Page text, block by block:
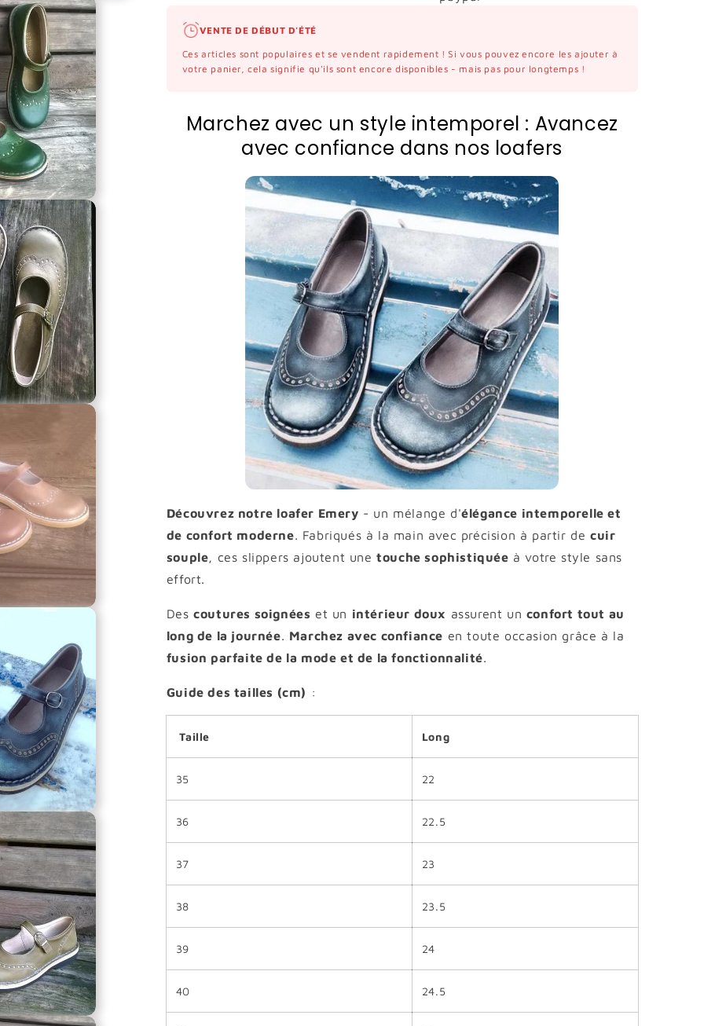
VENTE DE DÉBUT D'ÉTÉ
Ces articles sont populaires et se vendent rapidement ! Si vous pouvez encore les ajouter à
votre panier, cela signifie qu'ils sont encore disponibles - mais pas pour longtemps !
Marchez avec un style intemporel : Avancez
avec confiance dans nos loafers
Découvrez notre loafer Emery - un mélange d'élégance intemporelle et
de confort moderne. Fabriqués à la main avec précision à partir decuir
souple, ces slippers ajoutent unetouche sophistiquée à votre style sans
effort.
Descoutures soignées et un intérieur doux assurent un confort tout au
long de la journée. Marchez avec confiance en toute occasion grâce à la
fusion parfaite de la mode et de la fonctionnalité.
Guide des tailles (cm) :
Taille Long
35 22
36 22.5
37 23
38 23.5
39 24
40 24.5